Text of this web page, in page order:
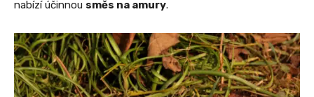
nabízí účinnou směs na amury.